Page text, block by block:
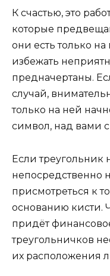
К счастью, это
которые
они есть только
избежать
предначертаны.
случай,
только на ней
символ, над вами
Если трeугольник
непосредственно
присмотреться к
основанию кисти.
придёт
треугольничков
их расположения